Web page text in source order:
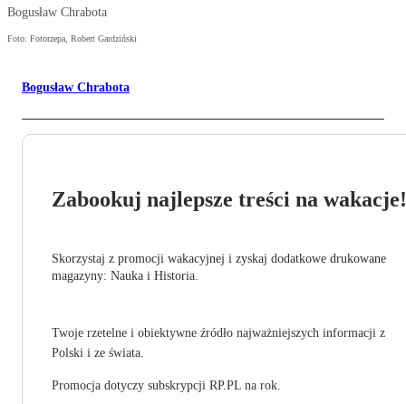
Bogusław Chrabota
Foto: Fotorzepa, Robert Gardziński
Bogusław Chrabota
Zabookuj najlepsze treści na wakacje!
Skorzystaj z promocji wakacyjnej i zyskaj dodatkowe drukowane
magazyny: Nauka i Historia.
Twoje rzetelne i obiektywne źródło najważniejszych informacji z
Polski i ze świata.
Promocja dotyczy subskrypcji RP.PL na rok.